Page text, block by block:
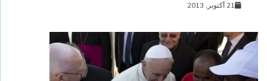
21 أكتوبر, 2013